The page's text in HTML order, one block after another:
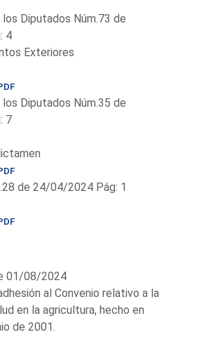
los Diputados Núm.73 de
4
Exteriores
los Diputados Núm.35 de
7
de 24/04/2024 Pág: 1
01/08/2024
al Convenio relativo a la
en la agricultura, hecho en
de 2001.